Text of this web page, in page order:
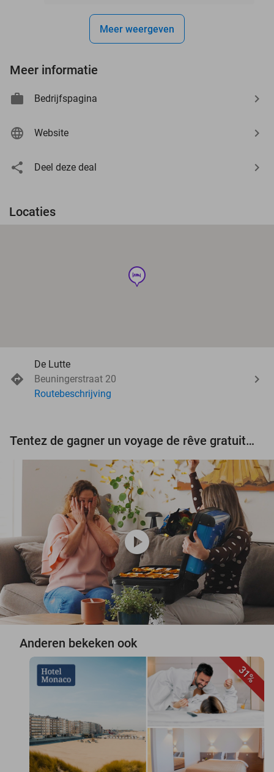
Meer weergeven
Meer informatie
Bedrijfspagina
Website
Deel deze deal
Locaties
hotel
De Lutte
Beuningerstraat 20
Routebeschrijving
Tentez de gagner un voyage de rêve gratuit d'une valeur de 3.000 € !
play_circle
Anderen bekeken ook
31%